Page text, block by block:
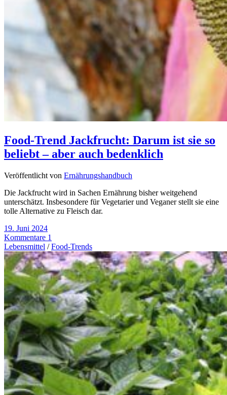
Food-Trend Jackfrucht: Darum ist sie so
beliebt – aber auch bedenklich
Veröffentlicht von Ernährungshandbuch
Die Jackfrucht wird in Sachen Ernährung bisher weitgehend
unterschätzt. Insbesondere für Vegetarier und Veganer stellt sie eine
tolle Alternative zu Fleisch dar.
19. Juni 2024
Kommentare 1
Lebensmittel /Food-Trends